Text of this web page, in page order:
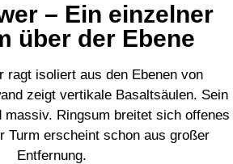
– Ein einzelner
über der Ebene
ragt isoliert aus den Ebenen von
zeigt vertikale Basaltsäulen. Sein
Ringsum breitet sich offenes
Turm erscheint schon aus großer
Entfernung.